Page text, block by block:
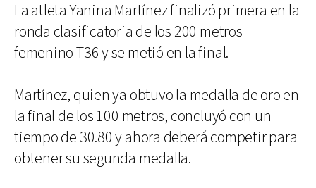
La atleta Yanina Martínez finalizó primera en la
ronda clasificatoria de los 200 metros
femenino T36 y se metió en la final.
Martínez, quien ya obtuvo la medalla de oro en
la final de los 100 metros, concluyó con un
tiempo de 30.80 y ahora deberá competir para
obtener su segunda medalla.